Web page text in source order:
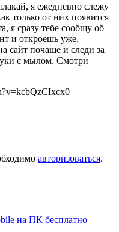
я ежедневно слежу
только от них появится
я сразу тебе сообщу об
и откроешь уже,
сайт почаще и следи за
с мылом. Смотри
авторизоваться.
на ПК бесплатно